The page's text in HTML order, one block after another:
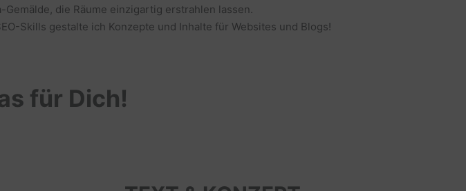
die Räume einzigartig erstrahlen lassen.
Skills gestalte ich Konzepte und Inhalte für Websites und Blogs!
für Dich!